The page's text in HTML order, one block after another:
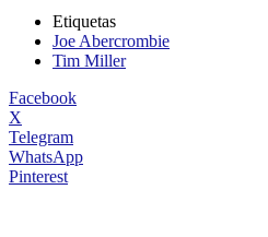
Etiquetas
Joe Abercrombie
Tim Miller
Facebook
X
Telegram
WhatsApp
Pinterest